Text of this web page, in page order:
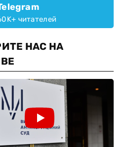
читателей
НАС НА